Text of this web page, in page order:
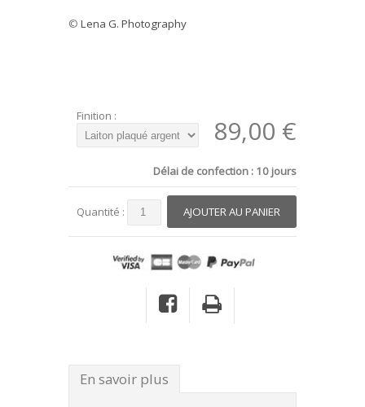
© Lena G. Photography
Finition : 89,00 €
Délai de confection : 10 jours
Quantité :
En savoir plus